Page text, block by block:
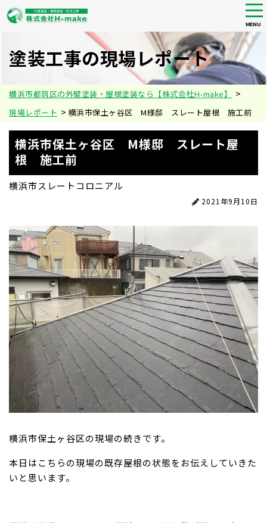
main
MENU
塗装工事の現場レポート
横浜市都筑区の外壁塗装・屋根塗装なら【株式会社H-make】 >
現場レポート > 横浜市保土ヶ谷区 M様邸 スレート屋根 施工前
横浜市保土ヶ谷区 M様邸 スレート屋
根 施工前
横浜市スレートコロニアル
2021年9月10日
横浜市保土ヶ谷区の現場の続きです。
本日はこちらの現場の既存屋根の状態をお伝えしていきた
いと思います。